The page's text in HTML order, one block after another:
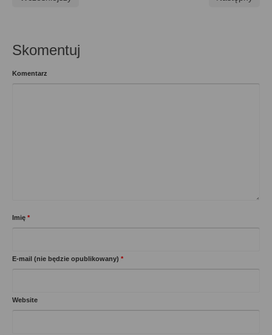
Skomentuj
Komentarz
Imię *
E-mail (nie będzie opublikowany) *
Website